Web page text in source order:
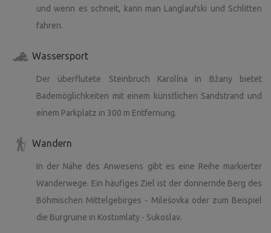
und wenn es schneit, kann man Langlaufski und Schlitten
fahren.
Wassersport
Der überflutete Steinbruch Karolína in Bžany bietet
Bademöglichkeiten mit einem künstlichen Sandstrand und
einem Parkplatz in 300 m Entfernung.
Wandern
In der Nähe des Anwesens gibt es eine Reihe markierter
Wanderwege. Ein häufiges Ziel ist der donnernde Berg des
Böhmischen Mittelgebirges - Milešovka oder zum Beispiel
die Burgruine in Kostomlaty - Sukoslav.